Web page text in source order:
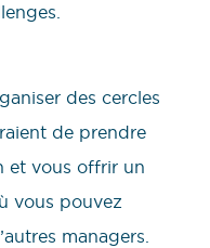
des cercles
de prendre
et vous offrir un
vous pouvez
managers.